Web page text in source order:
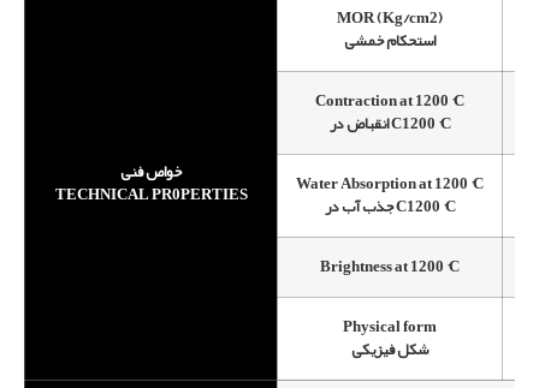
خواص فنی
TECHNICAL PR0PERTIES
MOR (Kg/cm2)
استحکام خمشی
Contraction at 1200 °C
انقباض در C1200 °C
Water Absorption at 1200 °C
جذب آب در C1200 °C
Brightness at 1200 °C
Physical form
شکل فیزیکی